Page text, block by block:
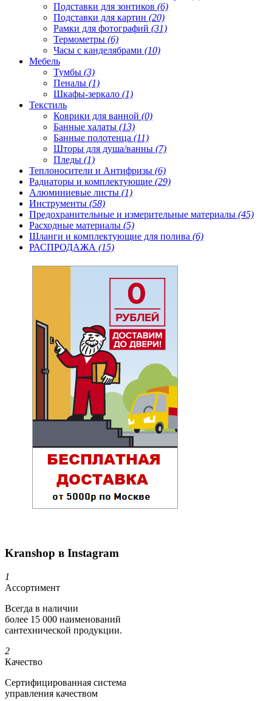
Подставки для зонтиков (6)
Подставки для картин (20)
Рамки для фотографий (31)
Термометры (6)
Часы с канделябрами (10)
Мебель
Тумбы (3)
Пеналы (1)
Шкафы-зеркало (1)
Текстиль
Коврики для ванной (0)
Банные халаты (13)
Банные полотенца (11)
Шторы для душа/ванны (7)
Пледы (1)
Теплоносители и Антифризы (6)
Радиаторы и комплектующие (29)
Алюминиевые листы (1)
Инструменты (58)
Предохранительные и измерительные материалы (45)
Расходные материалы (5)
Шланги и комплектующие для полива (6)
РАСПРОДАЖА (15)
Kranshop в Instagram
1
Ассортимент
Всегда в наличии
более 15 000 наименований
сантехнической продукции.
2
Качество
Сертифициро­ванная система
управления качеством